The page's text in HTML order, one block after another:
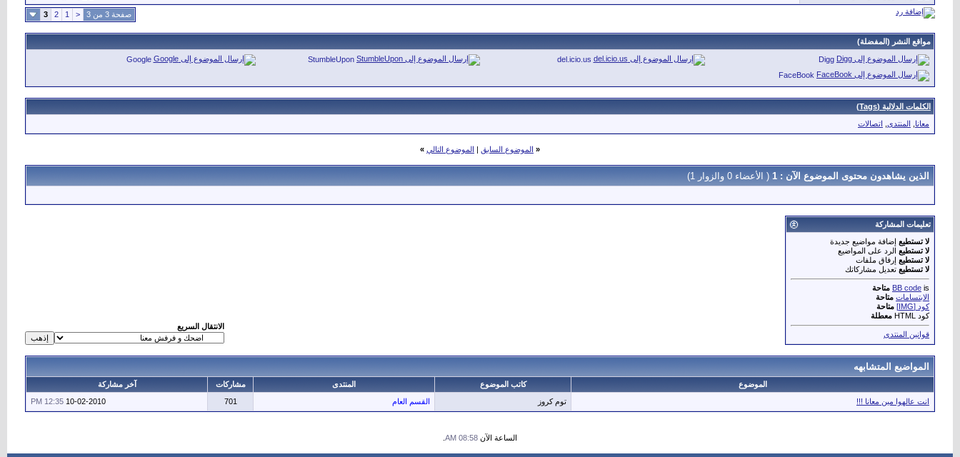
صفحة 3 من 3 <
1
2
3
مواقع النشر (المفضلة)
Digg
del.icio.us
StumbleUpon
Google
FaceBook
الكلمات الدلالية (Tags)
معانا
المنتدى اتصالات
« الموضوع السابق | الموضوع التالي »
الذين يشاهدون محتوى الموضوع الآن : 1 ( الأعضاء 0 والزوار 1)
تعليمات المشاركة
لا تستطيع إضافة مواضيع جديدة
لا تستطيع الرد على المواضيع
لا تستطيع إرفاق ملفات
لا تستطيع تعديل مشاركاتك
BB code is
متاحة
الابتسامات متاحة
كود [IMG]
متاحة
كود HTML
معطلة
قوانين المنتدى
الانتقال السريع
المواضيع المتشابهه
الموضوع كاتب الموضوع المنتدى مشاركات
آخر مشاركة
انت عالهوا مين معانا !!!
توم كروز القسم العام 701
10-02-2010
12:35 PM
الساعة الآن 08:58 AM